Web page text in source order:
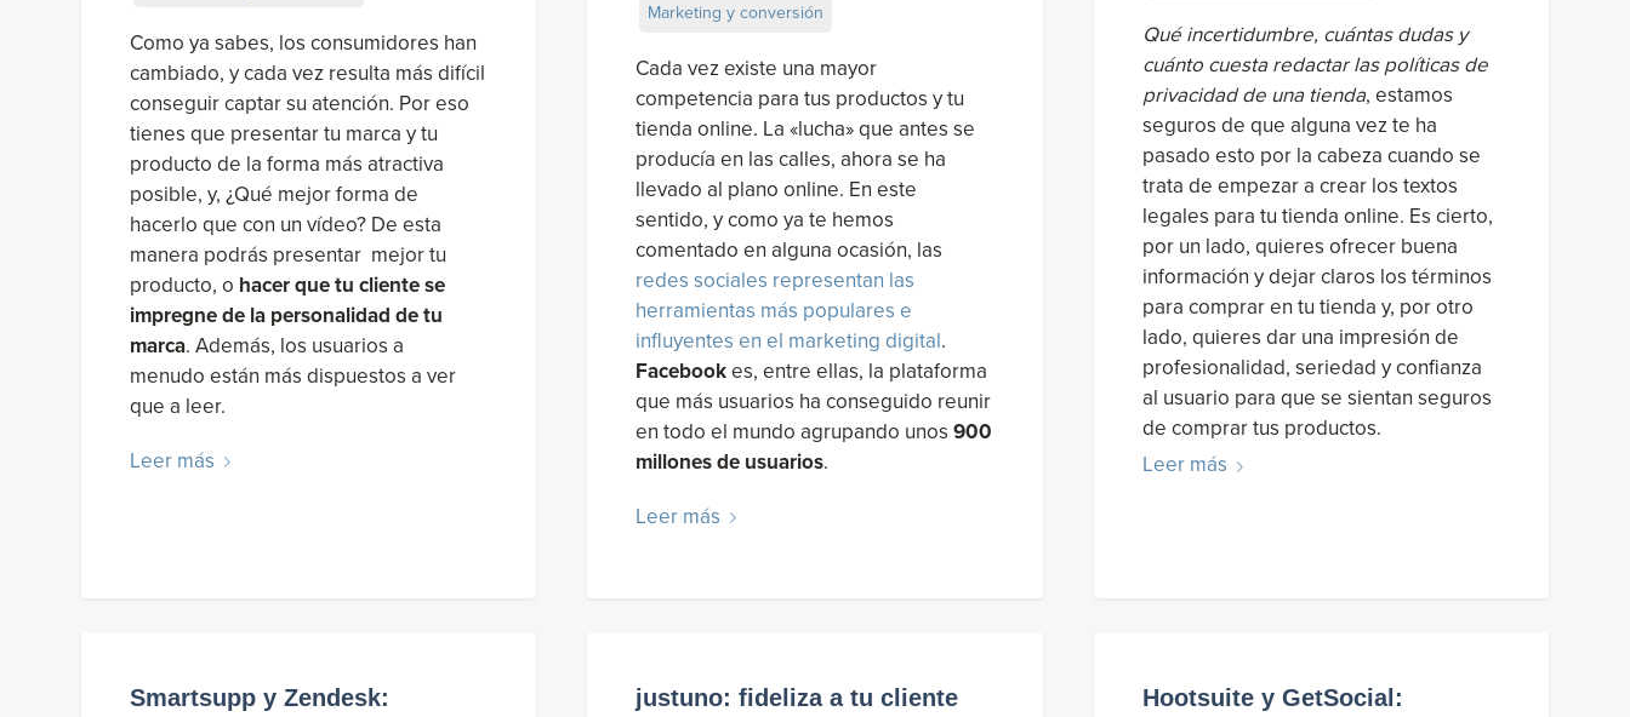
Como ya sabes, los consumidores han
cambiado, y cada vez resulta más difícil
conseguir captar su atención. Por eso
tienes que presentar tu marca y tu
producto de la forma más atractiva
posible, y, ¿Qué mejor forma de
hacerlo que con un vídeo? De esta
manera podrás presentar mejor tu
producto, o hacer que tu cliente se
impregne de la personalidad de tu
marca. Además, los usuarios a
menudo están más dispuestos a ver
que a leer.
Leer más
Marketing y conversión
Cada vez existe una mayor
competencia para tus productos y tu
tienda online. La «lucha» que antes se
producía en las calles, ahora se ha
llevado al plano online. En este
sentido, y como ya te hemos
comentado en alguna ocasión, las
redes sociales representan las
herramientas más populares e
influyentes en el marketing digital.
Facebookes, entre ellas, la plataforma
que más usuarios ha conseguido reunir
en todo el mundo agrupando unos 900
millones de usuarios.
Leer más
Qué incertidumbre, cuántas dudas y
cuánto cuesta redactar las políticas de
privacidad de una tienda, estamos
seguros de que alguna vez te ha
pasado esto por la cabeza cuando se
trata de empezar a crear los textos
legales para tu tienda online. Es cierto,
por un lado, quieres ofrecer buena
información y dejar claros los términos
para comprar en tu tienda y, por otro
lado, quieres dar una impresión de
profesionalidad, seriedad y confianza
al usuario para que se sientan seguros
de comprar tus productos.
Leer más
Smartsupp y Zendesk:
justuno: fideliza a tu cliente
Hootsuite y GetSocial: